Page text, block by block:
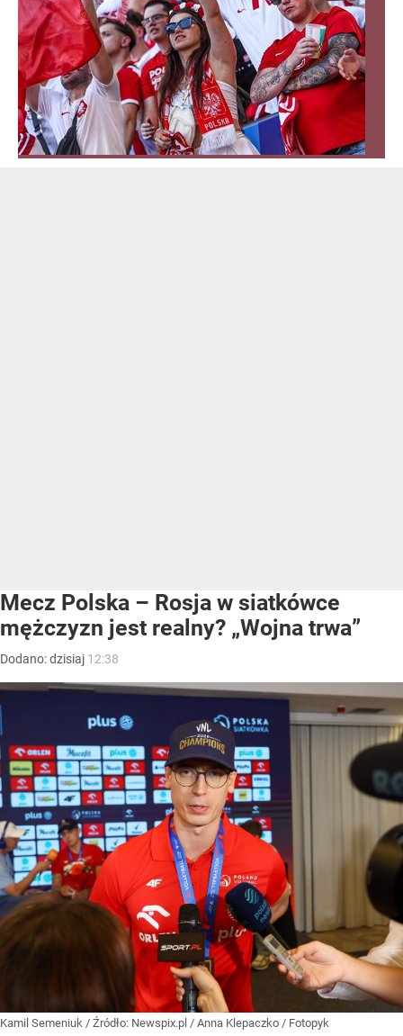
Mecz Polska – Rosja w siatkówce
mężczyzn jest realny? „Wojna trwa”
Dodano:dzisiaj 12:38
Kamil Semeniuk / Źródło: Newspix.pl / Anna Klepaczko / Fotopyk